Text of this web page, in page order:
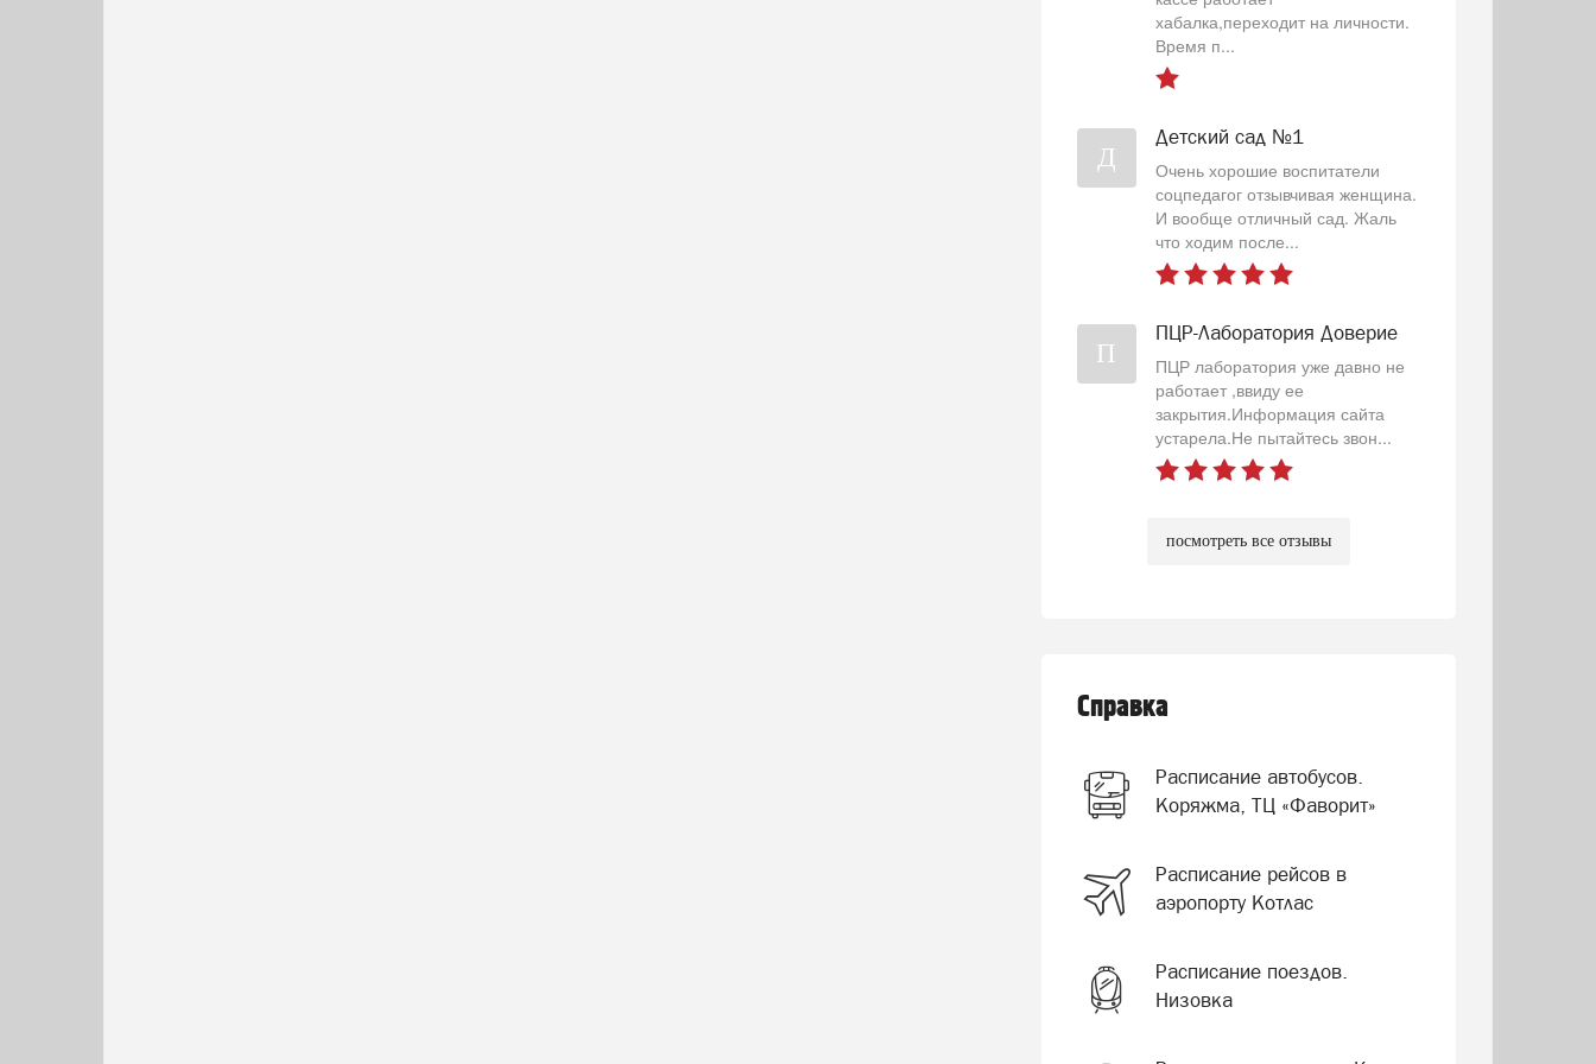
хабалка,переходит на личности.
Время п...
Д
Детский сад №1
Очень хорошие воспитатели
соцпедагог отзывчивая женщина.
И вообще отличный сад. Жаль
что ходим после...
П
ПЦР-Лаборатория Доверие
ПЦР лаборатория уже давно не
работает ,ввиду ее
закрытия.Информация сайта
устарела.Не пытайтесь звон...
посмотреть все отзывы
Справка
Расписание автобусов.
Коряжма, ТЦ «Фаворит»
Расписание рейсов в
аэропорту Котлас
Расписание поездов.
Низовка